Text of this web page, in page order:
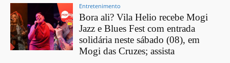
Entretenimento
Bora ali? Vila Helio recebe Mogi
Jazz e Blues Fest com entrada
solidária neste sábado (08), em
Mogi das Cruzes; assista